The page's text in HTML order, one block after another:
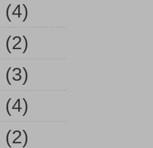
(4)
(2)
(3)
(4)
(2)